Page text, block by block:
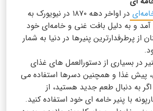
در اواخر دهه ۱۸۷۰ در نیویورک به
و به دلیل بافت غنی و خامه‌ای خود
از پرطرفدارترین پنیرها در دنیا به شمار
در بسیاری از دستورالعمل های غذای
پیش غذا و همچنین دسرها استفاده می
به دنبال طعم جدید هستید، از
با پنیر خامه ای خود استفاده کنید.